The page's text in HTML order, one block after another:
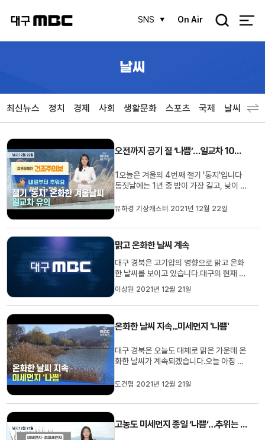
SNS On Air
검
날씨
최신뉴스 정치 경제 사회 생활문화 스포츠 국제 날씨
오전까지 공기 질 ‘나쁨’…일교차 10도 이상
1오늘은 겨울의 4번째 절기 '동지'입니다
동짓날에는 1년 중 밤이 가장 길고, 낮이 가
북 대체로 맑겠습니다. 출근길 기온 살펴보
-1도 가리키며 어제와 비슷한데요.한낮에
도 대구와 구미 11도, 안동 10도 보이며 대
부분 지역에서 13도 안...
유하경 기상캐스터 2021년 12월 22일
맑고 온화한 날씨 계속
대구 경북은 고기압의 영향으로 맑고 온화
한 날씨를 보이고 있습니다.대구의 현재 기
온은 10.2도, 경북은 구미 9, 안동 10.1, 포
항 11.5도 등을 기록하고 있습니다.낮 최고
기온은 대구 14도 등 10도에서 14도로 어
경북 모두 '나쁨' 수준으로 예상됩니다.대구
이상원 2021년 12월 21일
온화한 날씨 지속...미세먼지 '나쁨'
대구 경북은 오늘도 대체로 맑은 가운데 온
화한 날씨가 계속되겠습니다.오늘 아침 최
동 영하 0.1, 포항 3.6도 등 평년보다 4도
도 등 10도에서 14도로 일교차가 크겠습
곳이 있겠습니다.미세먼지...
도건협 2021년 12월 21일
고농도 미세먼지 종일 ‘나쁨’…추위는 쉬어가요